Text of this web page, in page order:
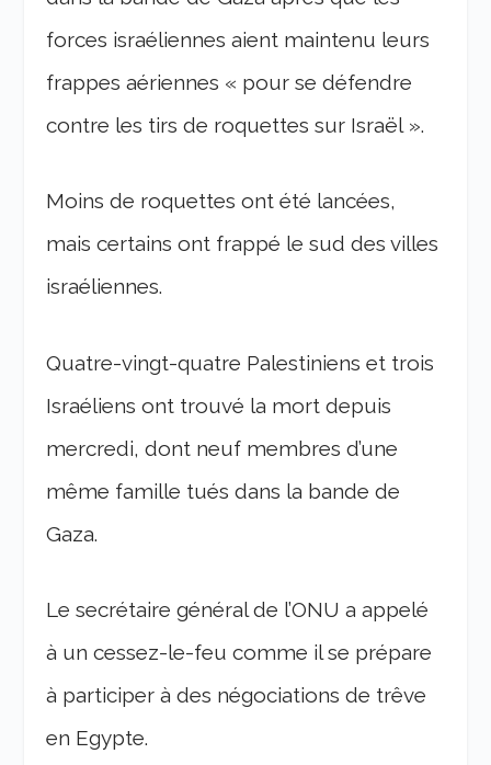
forces israéliennes aient maintenu leurs
frappes aériennes « pour se défendre
contre les tirs de roquettes sur Israël ».
Moins de roquettes ont été lancées,
mais certains ont frappé le sud des villes
israéliennes.
Quatre-vingt-quatre Palestiniens et trois
Israéliens ont trouvé la mort depuis
mercredi, dont neuf membres d’une
même famille tués dans la bande de
Gaza.
Le secrétaire général de l’ONU a appelé
à un cessez-le-feu comme il se prépare
à participer à des négociations de trêve
en Egypte.